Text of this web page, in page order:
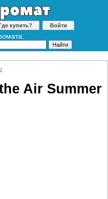
купить? Войти
Air Summer